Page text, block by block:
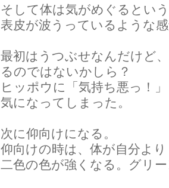
そして体は気がめぐるとい
表皮が波うっているような
最初はうつぶせなんだけど
るのではないかしら？
ヒッポウに「気持ち悪っ！
気になってしまった。
次に仰向けになる。
仰向けの時は、体が自分よ
二色の色が強くなる。グリ